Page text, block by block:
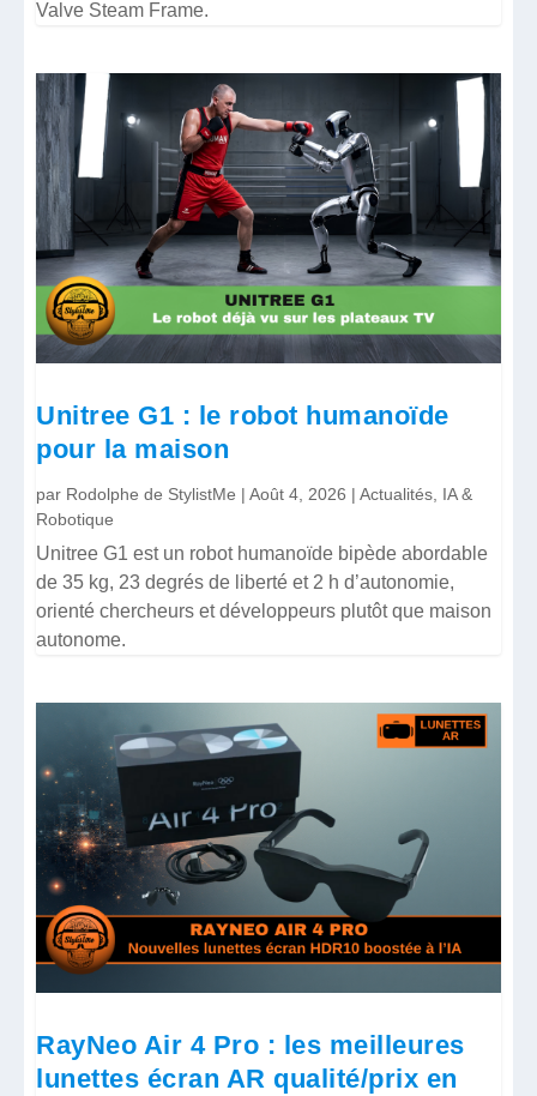
Valve Steam Frame.
Unitree G1 : le robot humanoïde
pour la maison
par Rodolphe de StylistMe |Août 4, 2026 |Actualités IA &
Robotique
Unitree G1 est un robot humanoïde bipède abordable
de 35 kg, 23 degrés de liberté et 2 h d’autonomie,
orienté chercheurs et développeurs plutôt que maison
autonome.
RayNeo Air 4 Pro : les meilleures
lunettes écran AR qualité/prix en